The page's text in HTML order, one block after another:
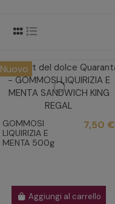
Nuovo
GOMMOSI
LIQUIRIZIA E
MENTA 500g
7,50 €
Aggiungi al carrello